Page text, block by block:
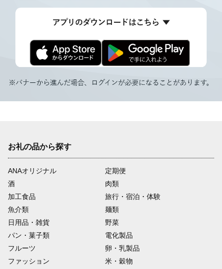
お礼の品から探す
ANAオリジナル
定期便
酒
肉類
加工食品
旅行・宿泊・体験
魚介類
麺類
日用品・雑貨
野菜
パン・菓子類
電化製品
フルーツ
卵・乳製品
ファッション
米・穀物